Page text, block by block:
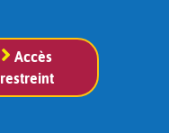
Accès
restreint